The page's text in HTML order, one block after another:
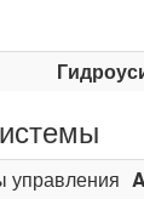
управления